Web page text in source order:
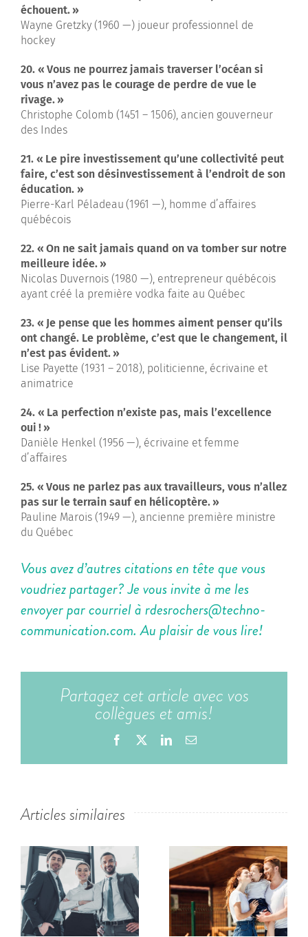
échouent. »
Wayne Gretzky (1960 —) joueur professionnel de
hockey
20. « Vous ne pourrez jamais traverser l’océan si
vous n’avez pas le courage de perdre de vue le
rivage. »
Christophe Colomb (1451 – 1506), ancien gouverneur
des Indes
21. « Le pire investissement qu’une collectivité peut
faire, c’est son désinvestissement à l’endroit de son
éducation. »
Pierre-Karl Péladeau (1961 —), homme d’affaires
québécois
22. « On ne sait jamais quand on va tomber sur notre
meilleure idée. »
Nicolas Duvernois (1980 —), entrepreneur québécois
ayant créé la première vodka faite au Québec
23. « Je pense que les hommes aiment penser qu’ils
ont changé. Le problème, c’est que le changement, il
n’est pas évident. »
Lise Payette (1931 – 2018), politicienne, écrivaine et
animatrice
24. « La perfection n’existe pas, mais l’excellence
oui ! »
Danièle Henkel (1956 —), écrivaine et femme
d’affaires
25. « Vous ne parlez pas aux travailleurs, vous n’allez
pas sur le terrain sauf en hélicoptère. »
Pauline Marois (1949 —), ancienne première ministre
du Québec
Vous avez d’autres citations en tête que vous
voudriez partager? Je vous invite à me les
envoyer par courriel àrdesrochers@techno-
communication.com. Au plaisir de vous lire!
Partagez cet article avec vos
collègues et amis!
Facebook LinkedInEmail
Articles similaires